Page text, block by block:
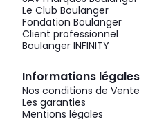
Le Club Boulanger
Fondation Boulanger
Client professionnel
Boulanger INFINITY
Informations légales
Nos conditions de Vente
Les garanties
Mentions légales